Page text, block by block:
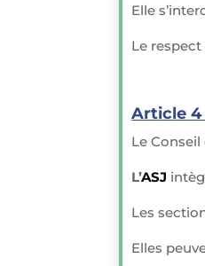
Elle
Le
Article 4
Le
L’ASJ
Les
Elles